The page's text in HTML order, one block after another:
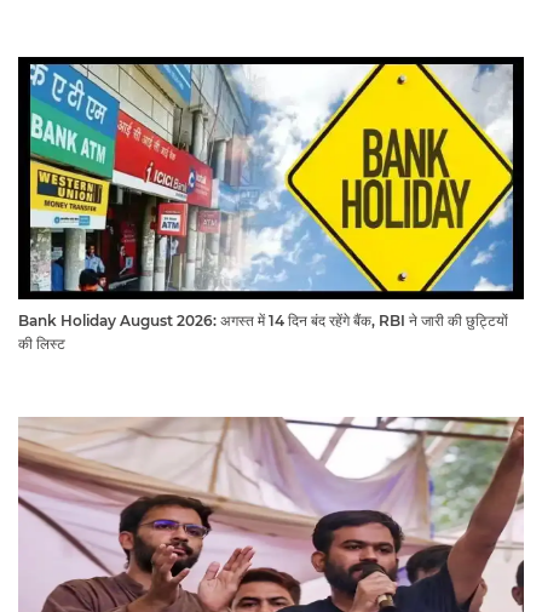
Bank Holiday August 2026: अगस्त में 14 दिन बंद रहेंगे बैंक, RBI ने जारी की छुट्टियों
की लिस्ट​​​​​​​